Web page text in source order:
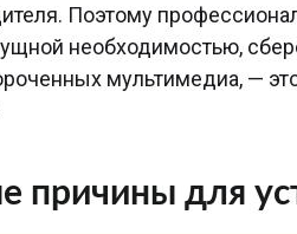
Поэтому
необходимостью,
мультимедиа, —
причины для